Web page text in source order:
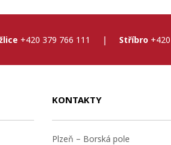
+420 379 766 111 | Stříbro
KONTAKTY
Plzeň – Borská pole